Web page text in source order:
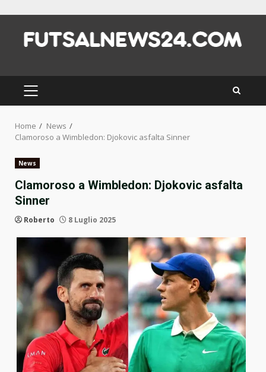
content
PRIMARY
MENU
Home
News
Clamoroso a Wimbledon: Djokovic asfalta Sinner
News
Clamoroso a Wimbledon: Djokovic asfalta
Sinner
Roberto 8 Luglio 2025